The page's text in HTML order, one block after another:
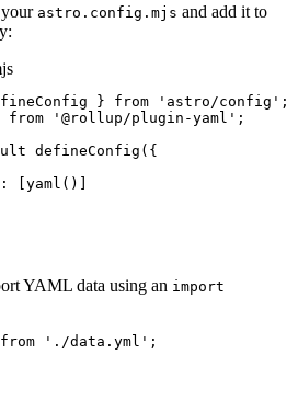
astro.config.mjs and add it to
} from ' astro/config ' ;
from ' @rollup/plugin-yaml ' ;
defineConfig ({
[yaml ()]
YAML data using an import
from ' ./data.yml ' ;